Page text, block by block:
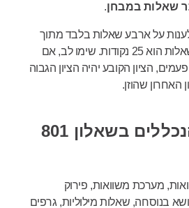
שאלות במבחן.
לענות על ארבע שאלות בלבד מתוך
שש. ערך כל אחת מהשאלות הוא 25 נקודות. שימו לב, אם
הציון הקובע יהיה הציון הגבוה
האחרון שהוזן.
הנושאים הנכללים בשאלון 801
מערכת משוואות, פירוק
בנוסחה, שאלות מילוליות, גרפים